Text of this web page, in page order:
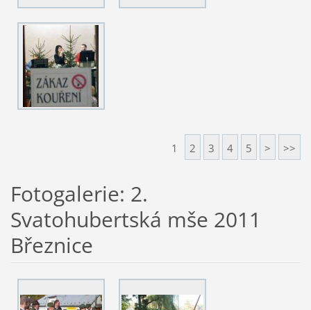
1 2 3 4 5 > >>
Fotogalerie: 2.
Svatohubertská mše 2011
Březnice